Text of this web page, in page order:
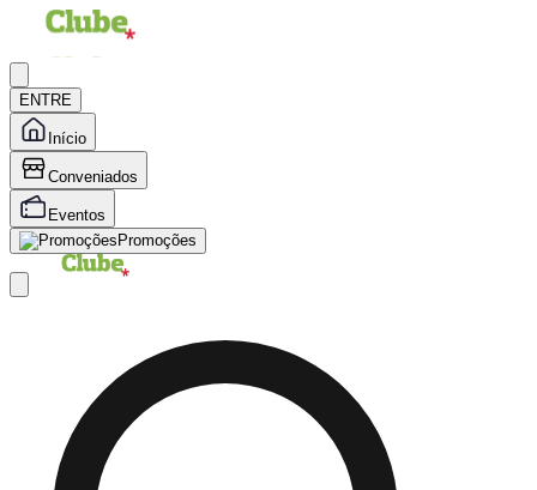
ENTRE
Início
Conveniados
Eventos
Promoções